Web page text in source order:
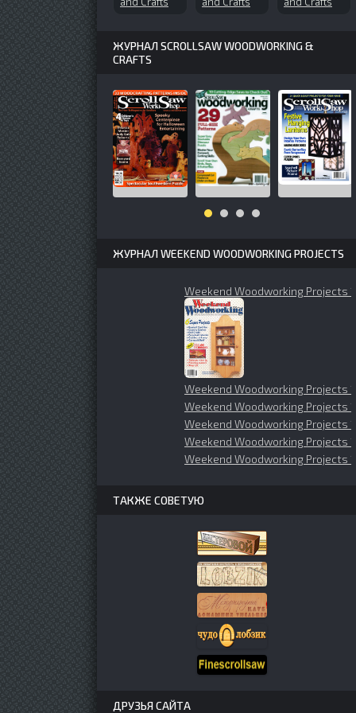
ЖУРНАЛ SCROLLSAW WOODWORKING &
CRAFTS
ЖУРНАЛ WEEKEND WOODWORKING PROJECTS
Weekend Woodworking Projects
Weekend Woodworking Projects
Weekend Woodworking Projects
Weekend Woodworking Projects
Weekend Woodworking Projects
Weekend Woodworking Projects
ТАКЖЕ СОВЕТУЮ
ДРУЗЬЯ САЙТА